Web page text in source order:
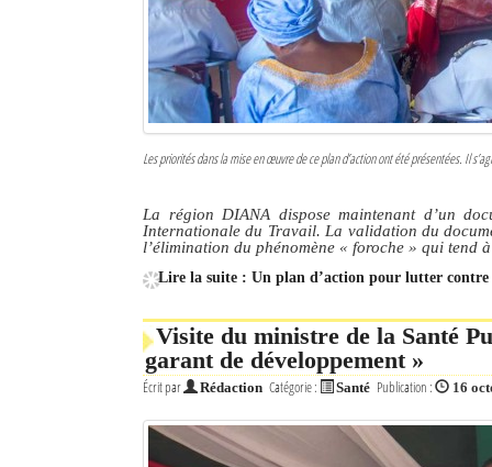
Les priorités dans la mise en œuvre de ce plan d’action ont été présentées. Il
La région DIANA dispose maintenant d’un
Internationale du Travail. La validation du
l’élimination du phénomène « foroche » qui tend
Lire la suite : Un plan d’action pour lutter contre
Visite du ministre de la Santé
garant de développement »
Écrit par Rédaction Catégorie : Santé Publication : 16